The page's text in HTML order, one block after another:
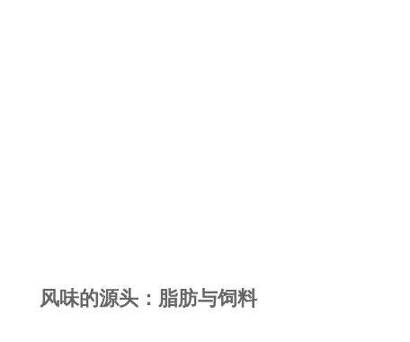
风味的源头：脂肪与饲料